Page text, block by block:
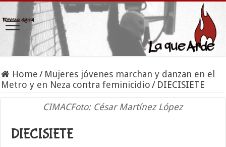
Home / Mujeres jóvenes marchan y danzan en el
Metro y en Neza contra feminicidio / DIECISIETE
CIMACFoto: César Martínez López
DIECISIETE